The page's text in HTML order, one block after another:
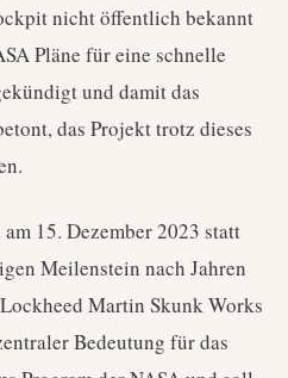
nicht öffentlich bekannt
Pläne für eine schnelle
und damit das
das Projekt trotz dieses
15. Dezember 2023 statt
Meilenstein nach Jahren
Martin Skunk Works
Bedeutung für das